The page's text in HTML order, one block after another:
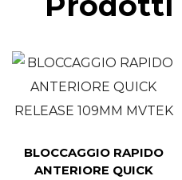
BLOCCAGGIO RAPIDO
ANTERIORE QUICK